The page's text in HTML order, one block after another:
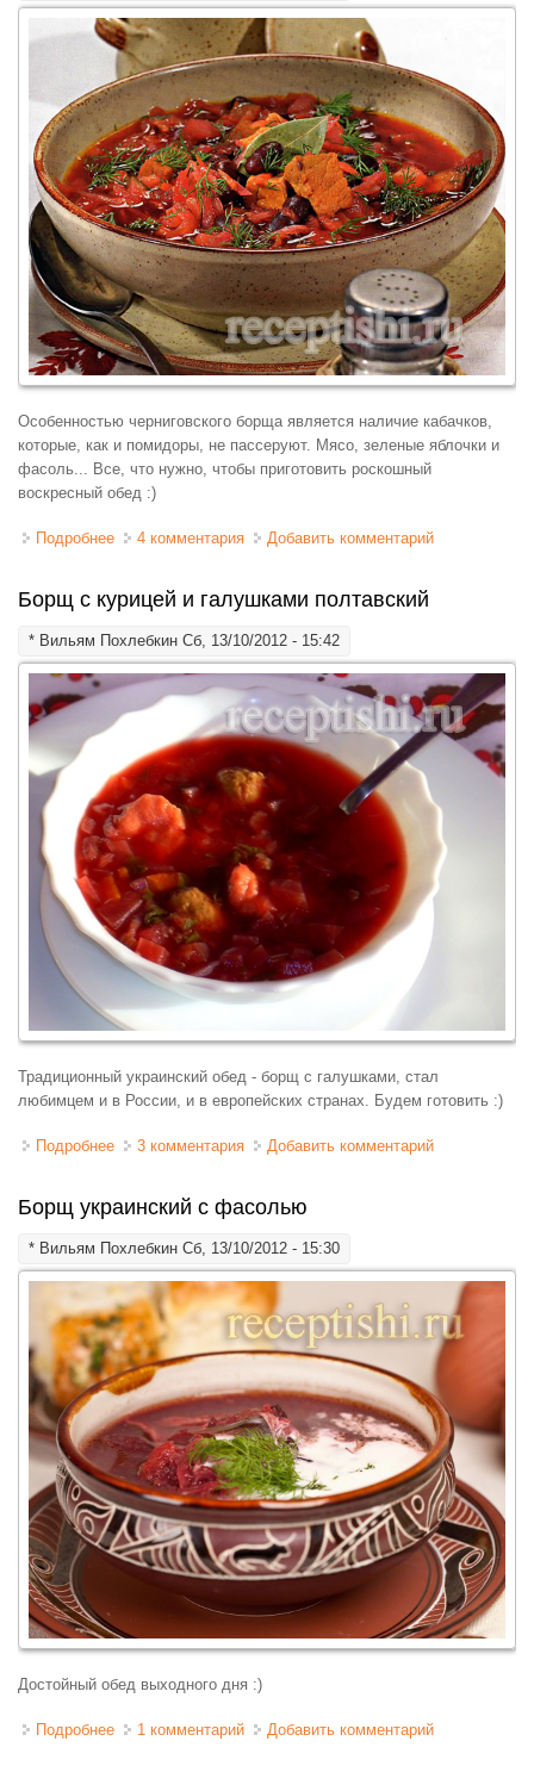
Особенностью черниговского борща является наличие кабачков,
которые, как и помидоры, не пассеруют. Мясо, зеленые яблочки и
фасоль... Все, что нужно, чтобы приготовить роскошный
воскресный обед :)
Подробнее о Борщ с фасолью и кабачками черниговский
4 комментария Добавить комментарий
Борщ с курицей и галушками полтавский
* Вильям Похлебкин Сб, 13/10/2012 - 15:42
Традиционный украинский обед - борщ с галушками, стал
любимцем и в России, и в европейских странах. Будем готовить :)
Подробнее о Борщ с курицей и галушками полтавский
3 комментария Добавить комментарий
Борщ украинский с фасолью
* Вильям Похлебкин Сб, 13/10/2012 - 15:30
Достойный обед выходного дня :)
Подробнее о Борщ украинский с фасолью
1 комментарий Добавить комментарий